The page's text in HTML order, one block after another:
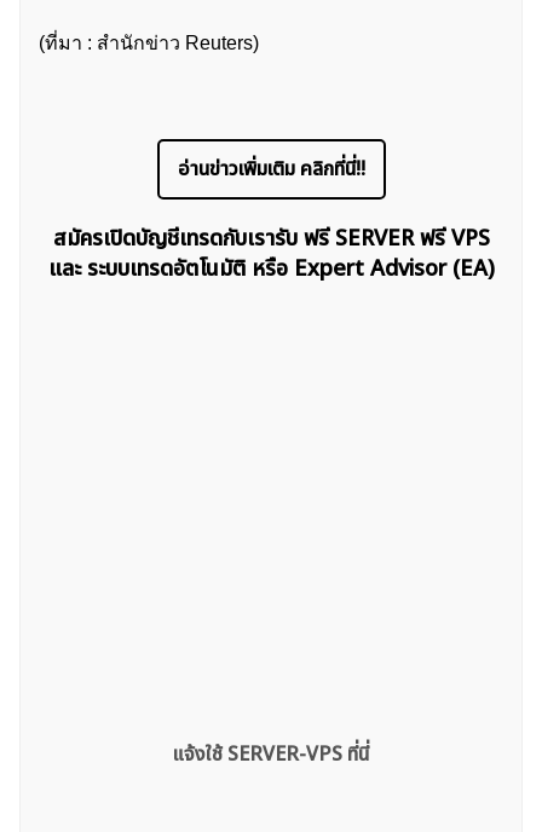
(ที่มา : สำนักข่าว Reuters)
อ่านข่าวเพิ่มเติม คลิกที่นี่!!
สมัครเปิดบัญชีเทรดกับเรารับ ฟรี SERVER ฟรี VPS
และ ระบบเทรดอัตโนมัติ หรือ Expert Advisor (EA)
แจ้งใช้ SERVER-VPS ที่นี่